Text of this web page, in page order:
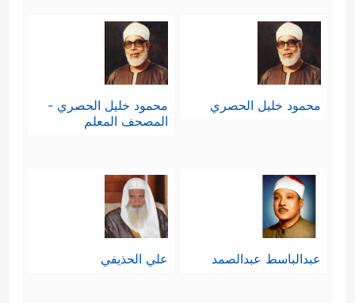
محمود خليل الحصري
محمود خليل الحصري -
المصحف المعلم
عبدالباسط عبدالصمد علي الحذيفي